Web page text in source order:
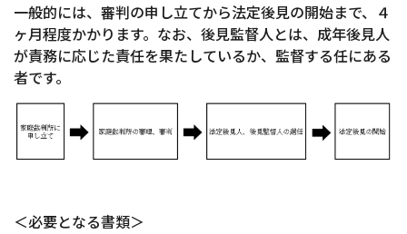
一般的には、審判の申し立てから法定後見の開始まで、４
ヶ月程度かかります。なお、後見監督人とは、成年後見人
が責務に応じた責任を果たしているか、監督する任にある
者です。
＜必要となる書類＞